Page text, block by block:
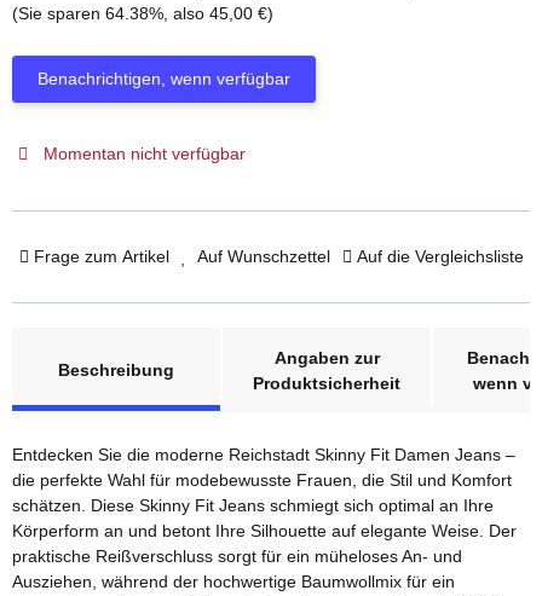
(Sie sparen 64.38%, also 45,00 €)
Benachrichtigen, wenn verfügbar
Momentan nicht verfügbar
Frage zum Artikel Auf Wunschzettel Auf die Vergleichsliste
Beschreibung
Angaben zur
Produktsicherheit
wenn
Entdecken Sie die moderne Reichstadt Skinny Fit Damen Jeans –
die perfekte Wahl für modebewusste Frauen, die Stil und Komfort
schätzen. Diese Skinny Fit Jeans schmiegt sich optimal an Ihre
Körperform an und betont Ihre Silhouette auf elegante Weise. Der
praktische Reißverschluss sorgt für ein müheloses An- und
Ausziehen, während der hochwertige Baumwollmix für ein